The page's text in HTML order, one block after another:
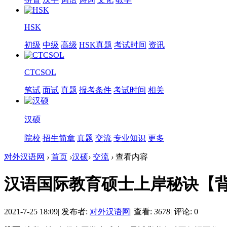
HSK
初级 中级 高级 HSK真题 考试时间 资讯
CTCSOL
笔试 面试 真题 报考条件 考试时间 相关
汉硕
院校 招生简章 真题 交流 专业知识 更多
对外汉语网 › 首页 ›汉硕› 交流 › 查看内容
汉语国际教育硕士上岸秘诀【
2021-7-25 18:09| 发布者: 对外汉语网 | 查看: 3678| 评论: 0